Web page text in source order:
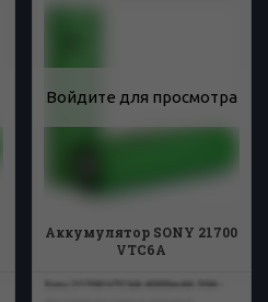
Войдите для просмотра
Аккумулятор SONY 21700
VTC6A
Sony 21700 VTC6A 4000mAh 30A -